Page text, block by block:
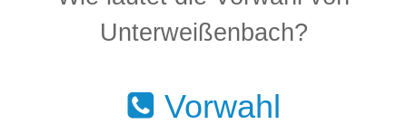
Unterweißenbach?
Vorwahl